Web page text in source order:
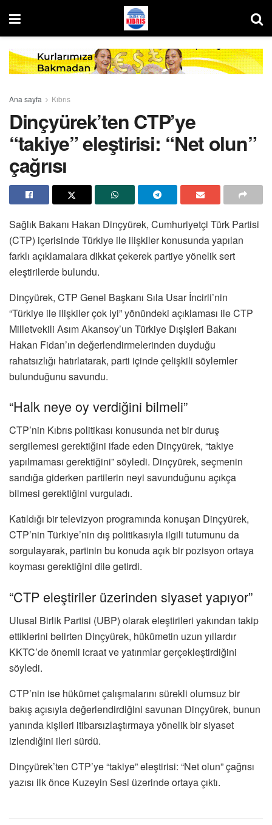
Ana sayfa Kıbrıs
Dinçyürek’ten CTP’ye
“takiye” eleştirisi: “Net olun”
çağrısı
Sağlık Bakanı Hakan Dinçyürek, Cumhuriyetçi Türk Partisi
(CTP) içerisinde Türkiye ile ilişkiler konusunda yapılan
farklı açıklamalara dikkat çekerek partiye yönelik sert
eleştirilerde bulundu.
Dinçyürek, CTP Genel Başkanı Sıla Usar İncirli’nin
“Türkiye ile ilişkiler çok iyi” yönündeki açıklaması ile CTP
Milletvekili Asım Akansoy’un Türkiye Dışişleri Bakanı
Hakan Fidan’ın değerlendirmelerinden duyduğu
rahatsızlığı hatırlatarak, parti içinde çelişkili söylemler
bulunduğunu savundu.
“Halk neye oy verdiğini bilmeli”
CTP’nin Kıbrıs politikası konusunda net bir duruş
sergilemesi gerektiğini ifade eden Dinçyürek, “takiye
yapılmaması gerektiğini” söyledi. Dinçyürek, seçmenin
sandığa giderken partilerin neyi savunduğunu açıkça
bilmesi gerektiğini vurguladı.
Katıldığı bir televizyon programında konuşan Dinçyürek,
CTP’nin Türkiye’nin dış politikasıyla ilgili tutumunu da
sorgulayarak, partinin bu konuda açık bir pozisyon ortaya
koyması gerektiğini dile getirdi.
“CTP eleştiriler üzerinden siyaset yapıyor”
Ulusal Birlik Partisi (UBP) olarak eleştirileri yakından takip
ettiklerini belirten Dinçyürek, hükümetin uzun yıllardır
KKTC’de önemli icraat ve yatırımlar gerçekleştirdiğini
söyledi.
CTP’nin ise hükümet çalışmalarını sürekli olumsuz bir
bakış açısıyla değerlendirdiğini savunan Dinçyürek, bunun
yanında kişileri itibarsızlaştırmaya yönelik bir siyaset
izlendiğini ileri sürdü.
Dinçyürek’ten CTP’ye “takiye” eleştirisi: “Net olun” çağrısı
yazısı ilk önce Kuzeyin Sesi üzerinde ortaya çıktı.